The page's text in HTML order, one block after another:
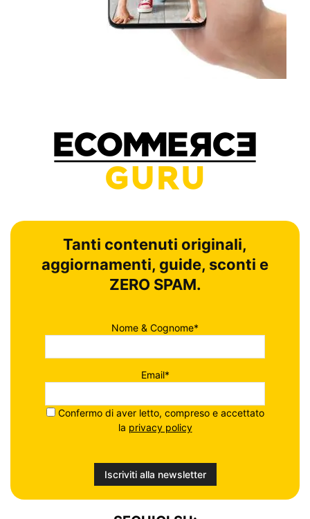
Tanti contenuti originali,
aggiornamenti, guide, sconti e
ZERO SPAM.
Nome & Cognome*
Email*
Confermo di aver letto, compreso e accettato
la privacy policy